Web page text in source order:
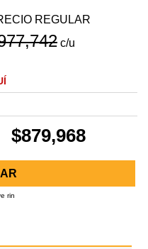
REGULAR
c/u
$879,968
rin